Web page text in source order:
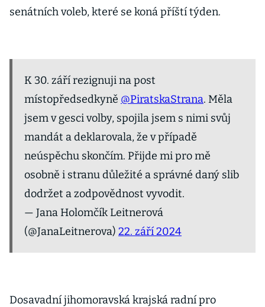
senátních voleb, které se koná příští týden.
K 30. září rezignuji na post
místopředsedkyně @PiratskaStrana. Měla
jsem v gesci volby, spojila jsem s nimi svůj
mandát a deklarovala, že v případě
neúspěchu skončím. Přijde mi pro mě
osobně i stranu důležité a správné daný slib
dodržet a zodpovědnost vyvodit.
— Jana Holomčík Leitnerová
(@JanaLeitnerova) 22. září 2024
Dosavadní jihomoravská krajská radní pro